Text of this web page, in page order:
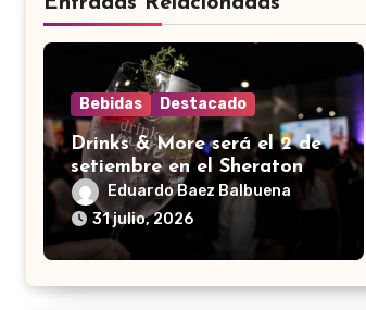
Bebidas Destacado
Drinks & More será el 2 de
setiembre en el Sheraton
Eduardo Baez Balbuena
31 julio, 2026